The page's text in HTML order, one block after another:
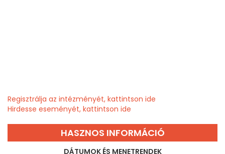
Regisztrálja az intézményét, kattintson ide
Hirdesse eseményét, kattintson ide
HASZNOS INFORMÁCIÓ
DÁTUMOK ÉS MENETRENDEK